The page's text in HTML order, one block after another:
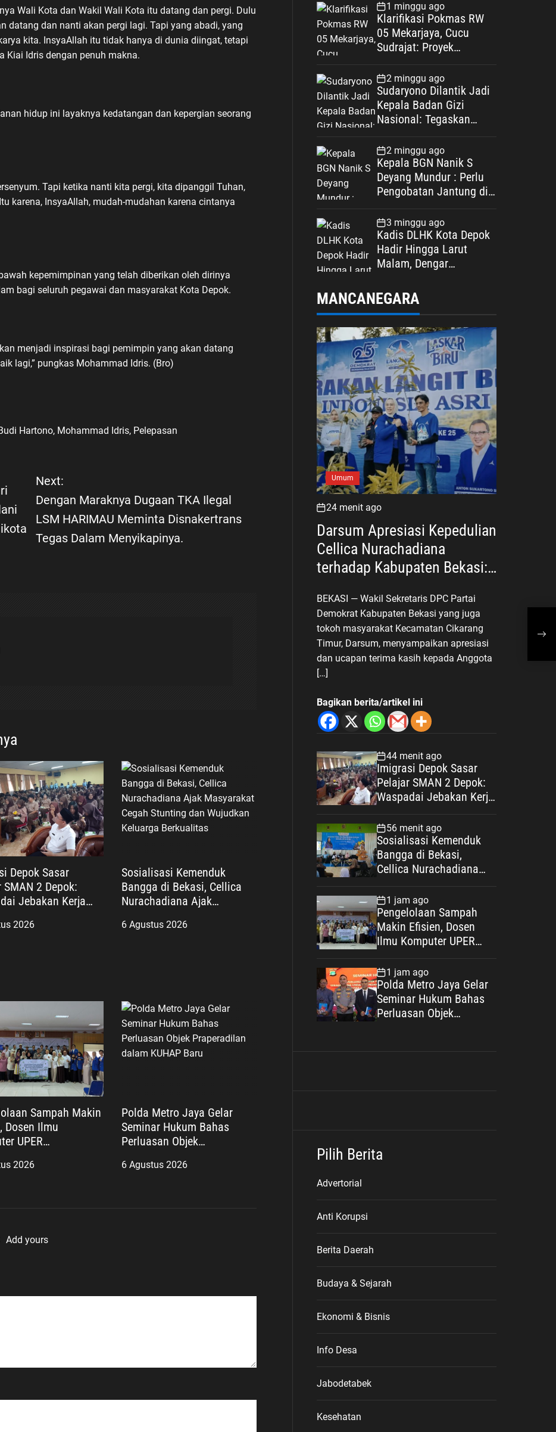
Wali Kota dan Wakil Wali Kota itu datang dan pergi. Dulu
datang dan nanti akan pergi lagi. Tapi yang abadi, yang
kita. InsyaAllah itu tidak hanya di dunia diingat, tetapi
Kiai Idris dengan penuh makna.
hidup ini layaknya kedatangan dan kepergian seorang
Tapi ketika nanti kita pergi, kita dipanggil Tuhan,
karena, InsyaAllah, mudah-mudahan karena cintanya
kepemimpinan yang telah diberikan oleh dirinya
bagi seluruh pegawai dan masyarakat Kota Depok.
menjadi inspirasi bagi pemimpin yang akan datang
lagi,” pungkas Mohammad Idris. (Bro)
Hartono, Mohammad Idris, Pelepasan
Next:
Dengan Maraknya Dugaan TKA Ilegal
LSM HARIMAU Meminta Disnakertrans
Tegas Dalam Menyikapinya.
Depok Sasar
SMAN 2 Depok:
Jebakan Kerja
2026
Sosialisasi Kemenduk
Bangga di Bekasi, Cellica
Nurachadiana Ajak
dan Wujudkan Keluarga
6 Agustus 2026
Sampah Makin
Dosen Ilmu
UPER
2026
Polda Metro Jaya Gelar
Seminar Hukum Bahas
Perluasan Objek
Baru
6 Agustus 2026
Add yours
1 minggu ago
Klarifikasi Pokmas RW
05 Mekarjaya, Cucu
Sudrajat: Proyek
Spesifikasi
2 minggu ago
Sudaryono Dilantik Jadi
Kepala Badan Gizi
Nasional: Tegaskan
Kepentingan
2 minggu ago
Kepala BGN Nanik S
Deyang Mundur : Perlu
Pengobatan Jantung di
3 minggu ago
Kadis DLHK Kota Depok
Hadir Hingga Larut
Malam, Dengar
Retribusi Sampah di
MANCANEGARA
Umum
24 menit ago
Darsum Apresiasi Kepedulian
Cellica Nurachadiana
terhadap Kabupaten Bekasi:
untuk Masyarakat
BEKASI — Wakil Sekretaris DPC Partai
Demokrat Kabupaten Bekasi yang juga
tokoh masyarakat Kecamatan Cikarang
Timur, Darsum, menyampaikan apresiasi
dan ucapan terima kasih kepada Anggota
[…]
Bagikan berita/artikel ini
44 menit ago
Imigrasi Depok Sasar
Pelajar SMAN 2 Depok:
Waspadai Jebakan Kerja
56 menit ago
Sosialisasi Kemenduk
Bangga di Bekasi,
Cellica Nurachadiana
Stunting dan Wujudkan
Keluarga Berkualitas
1 jam ago
Pengelolaan Sampah
Makin Efisien, Dosen
Ilmu Komputer UPER
1 jam ago
Polda Metro Jaya Gelar
Seminar Hukum Bahas
Perluasan Objek
Pilih Berita
Advertorial
Anti Korupsi
Berita Daerah
Budaya & Sejarah
Ekonomi & Bisnis
Info Desa
Jabodetabek
Kesehatan